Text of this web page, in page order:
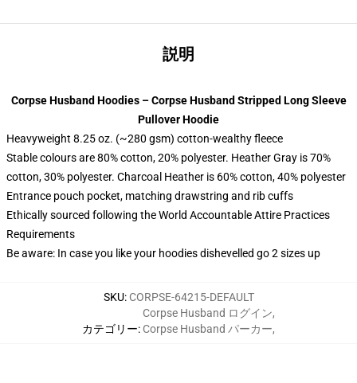
説明
Corpse Husband Hoodies – Corpse Husband Stripped Long Sleeve
Pullover Hoodie
Heavyweight 8.25 oz. (~280 gsm) cotton-wealthy fleece
Stable colours are 80% cotton, 20% polyester. Heather Gray is 70%
cotton, 30% polyester. Charcoal Heather is 60% cotton, 40% polyester
Entrance pouch pocket, matching drawstring and rib cuffs
Ethically sourced following the World Accountable Attire Practices
Requirements
Be aware: In case you like your hoodies dishevelled go 2 sizes up
SKU: CORPSE-64215-DEFAULT
カテゴリー:
Corpse Husband ログイン,
Corpse Husband パーカー,